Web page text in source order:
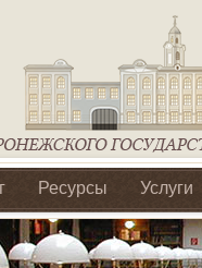
Ресурсы Услуги
Ассоциации